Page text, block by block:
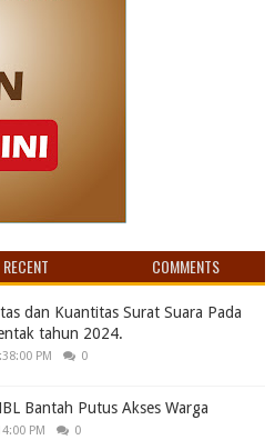
RECENT COMMENTS
dan Kuantitas Surat Suara Pada
tahun 2024.
PM 0
Bantah Putus Akses Warga
PM 0